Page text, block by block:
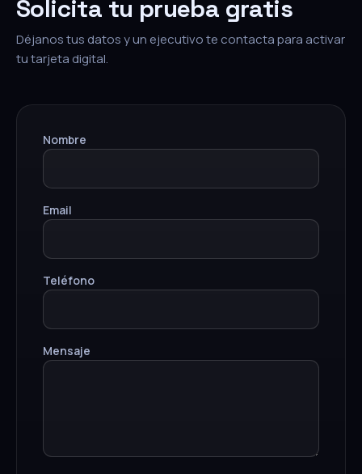
Solicita tu prueba gratis
Déjanos tus datos y un ejecutivo te contacta para activar
tu tarjeta digital.
Nombre
Email
Teléfono
Mensaje